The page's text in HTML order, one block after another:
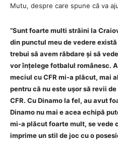
Mutu, despre care spune că va
“Sunt foarte multi străini la
din punctul meu de vedere
trebui să avem răbdare și să
vor înțelege fotbalul românesc.
meciul cu CFR mi-a plăcut, mai
pentru că nu este ușor să revii
CFR. Cu Dinamo la fel, au avut
Dinamo nu mai e acea echipă
mi-a plăcut foarte mult, se vede
imprime un stil de joc cu o